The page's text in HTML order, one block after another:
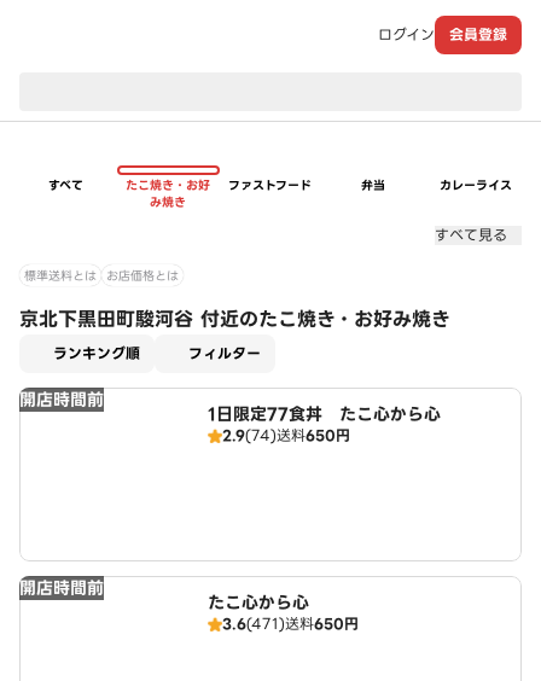
ログイン 会員登録
すべて
たこ焼き・お好
み焼き
ファストフード 弁当 カレーライス
すべて見る
標準送料とは お店価格とは
京北下黒田町駿河谷 付近のたこ焼き・お好み焼き
ランキング順 フィルター
開店時間前
1日限定77食丼 たこ心から心
2.9(74)送料650円
開店時間前
たこ心から心
3.6(471)送料650円